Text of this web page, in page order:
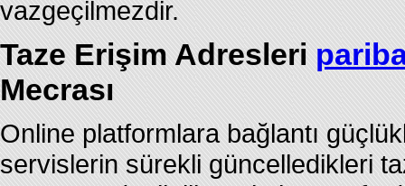
vazgeçilmezdir.
Taze Erişim Adresleri
Mecrası
Online platformlara bağlantı
servislerin sürekli güncelledikleri